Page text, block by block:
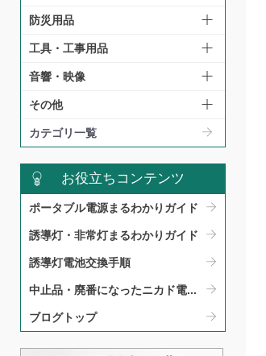
防災用品
工具・工事用品
音響・映像
その他
カテゴリ一覧
お役立ちコンテンツ
ポータブル電源まるわかりガイド​
誘導灯・非常灯まるわかりガイド​
誘導灯電池交換手順​
中止品・廃番になったニカド電...
ブログトップ